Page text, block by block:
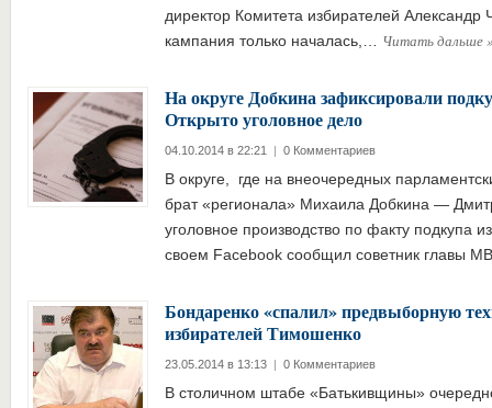
директор Комитета избирателей Александр
кампания только началась,… Читать дальше
На округе Добкина зафиксировали
Открыто уголовное дело
04.10.2014 в 22:21 | 0 Комментариев
В округе, где на внеочередных
брат «регионала» Михаила Добкина —
уголовное производство по факту подкупа
своем Facebook сообщил советник главы
Бондаренко «спалил» предвыборную
избирателей Тимошенко
23.05.2014 в 13:13 | 0 Комментариев
В столичном штабе «Батькивщины»